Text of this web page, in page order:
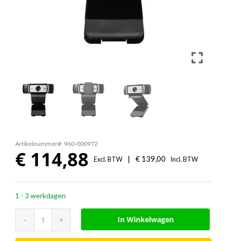
Artikelnummer#: 960-000972
€ 114,88 Excl. BTW | € 139,00 Incl. BTW
1 - 3 werkdagen
C930e
In Winkelwagen